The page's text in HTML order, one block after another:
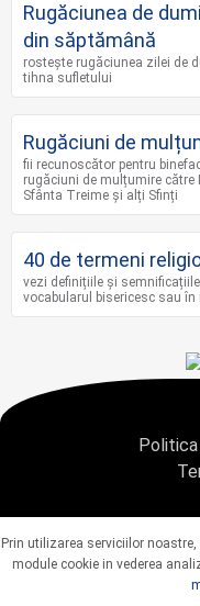
Rugăciunea de
din săptămână
rostește rugăciunea zilei de
tihna sufletului
Rugăciuni de
fii recunoscător pentru
rugăciuni de mulțumire către
Sfânta Treime și alți Sfinți
40 de termeni
vezi definițiile și
vocabularul bisericesc sau în
Copyright © 2021 - AGENTIA
J40/
Prin utilizarea serviciilor
module cookie in vederea